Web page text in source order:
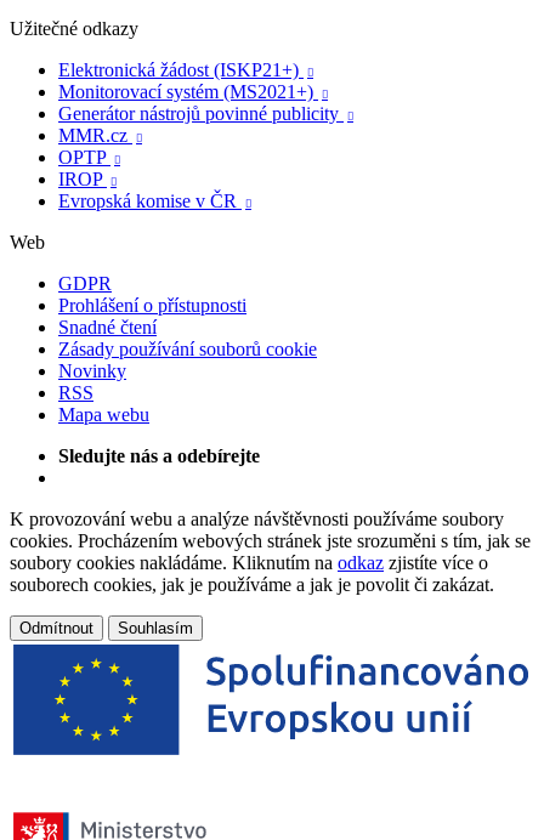
Užitečné odkazy
Elektronická žádost (ISKP21+)

Monitorovací systém (MS2021+) 
Generátor nástrojů povinné publicity 
MMR.cz 
OPTP 
IROP 
Evropská komise v ČR 
Web
GDPR
Prohlášení o přístupnosti
Snadné čtení
Zásady používání souborů cookie
Novinky
RSS
Mapa webu
Sledujte nás a odebírejte
K provozování webu a analýze návštěvnosti používáme soubory
cookies. Procházením webových stránek jste srozuměni s tím, jak se
soubory cookies nakládáme. Kliknutím na odkaz zjistíte více o
souborech cookies, jak je používáme a jak je povolit či zakázat.
Odmítnout Souhlasím